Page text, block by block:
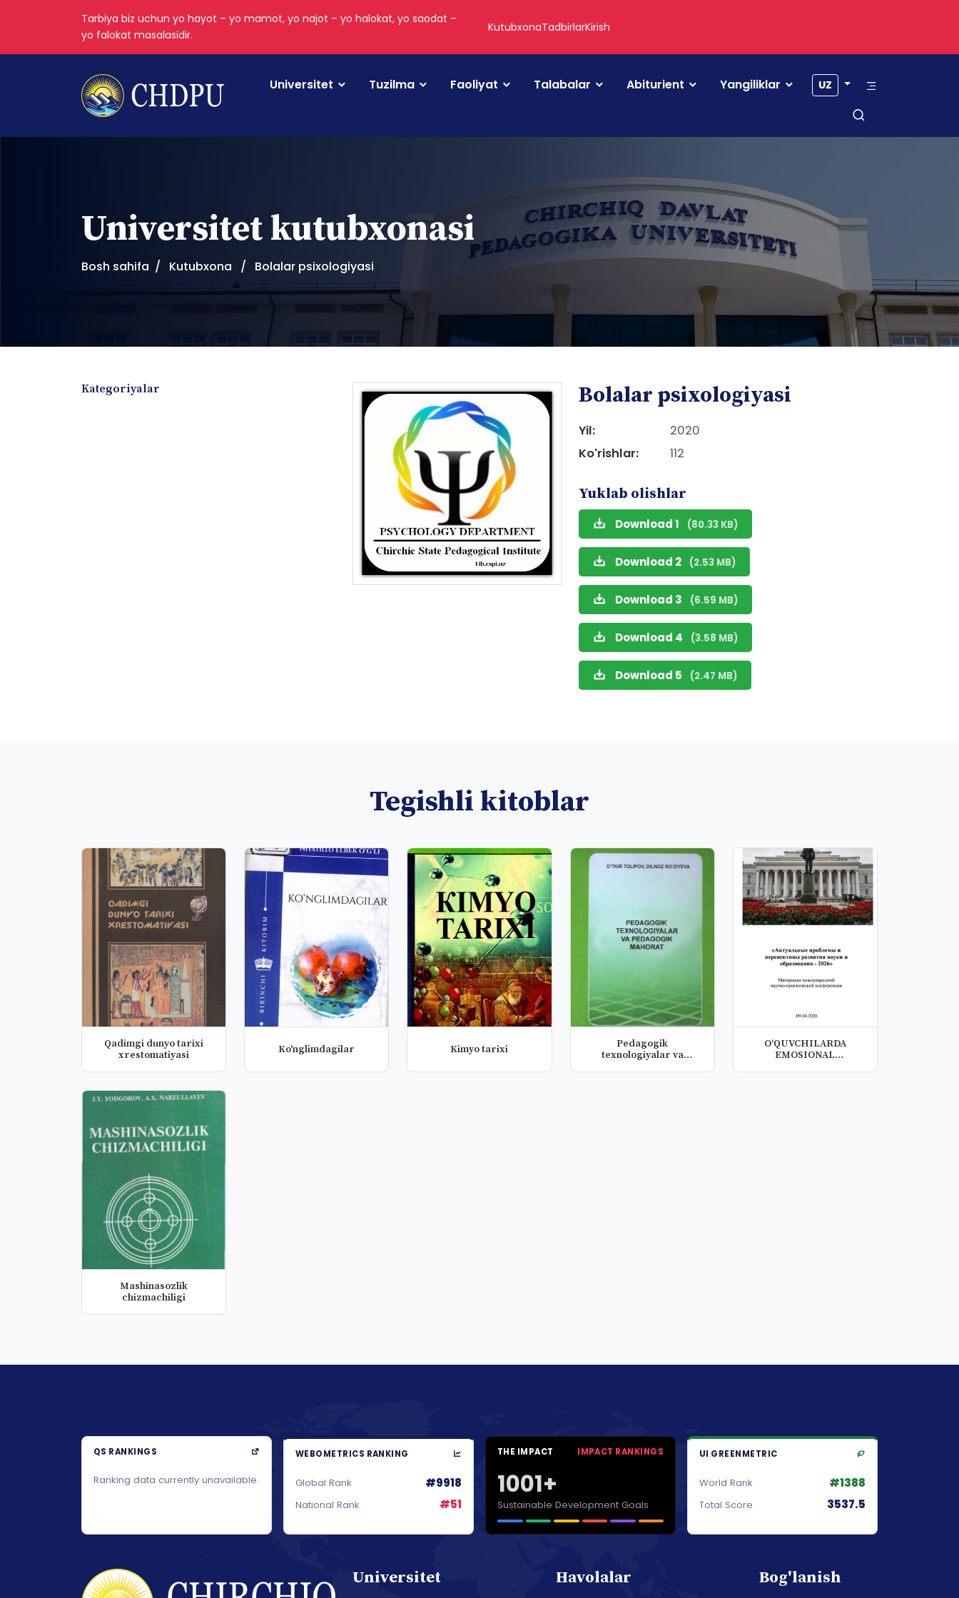
Tarbiya biz uchun yo hayot – yo mamot, yo najot – yo halokat, yo saodat –
yo falokat masalasidir.
KutubxonaTadbirlarKirish
Universitet Tuzilma Faoliyat Talabalar Abiturient Yangiliklar UZ
Universitet kutubxonasi
Bosh sahifa Kutubxona Bolalar psixologiyasi
Kategoriyalar Bolalar psixologiyasi
Yil:
2020
Ko'rishlar:
112
Yuklab olishlar
Download 1 (80.33 KB)
Download 2 (2.53 MB)
Download 3 (6.59 MB)
Download 4 (3.58 MB)
Download 5 (2.47 MB)
Tegishli kitoblar
Qadimgi dunyo tarixi
xrestomatiyasi
Ko'nglimdagilar Kimyo tarixi
Pedagogik
texnologiyalar va
O‘QUVCHILARDA
EMOSIONAL
Mashinasozlik
chizmachiligi
QS RANKINGS
Ranking data currently unavailable.
WEBOMETRICS RANKING
Global Rank #9918
National Rank #51
THE IMPACT IMPACT RANKINGS
1001+
Sustainable Development Goals
UI GREENMETRIC
World Rank #1388
Total Score 3537.5
Universitet Havolalar Bog'lanish